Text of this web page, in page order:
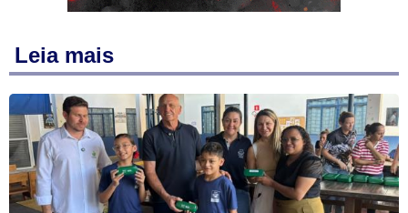
Leia mais